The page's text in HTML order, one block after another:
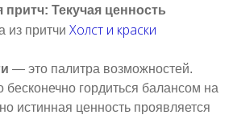
притч: Текучая ценность
из притчи Холст и краски
— это палитра возможностей.
бесконечно гордиться балансом на
но истинная ценность проявляется